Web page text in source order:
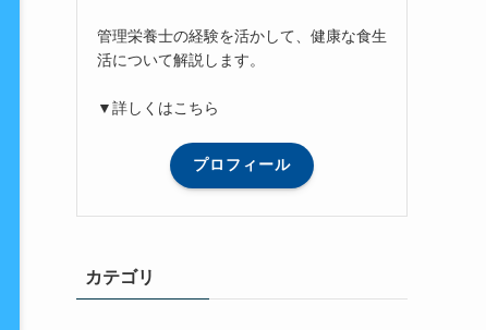
管理栄養士の経験を活かして、健康な食生
活について解説します。
▼詳しくはこちら
プロフィール
カテゴリ